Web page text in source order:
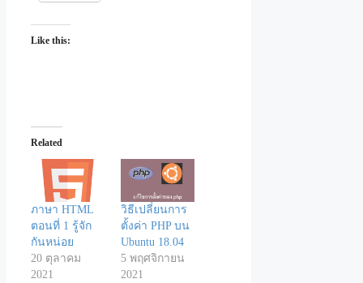
Like this:
Related
ภาษา HTML
ตอนที่ 1 รู้จัก
กันหน่อย
20 ตุลาคม
2021
วิธีเปลี่ยนการ
ตั้งค่า PHP บน
Ubuntu 18.04
5 พฤศจิกายน
2021